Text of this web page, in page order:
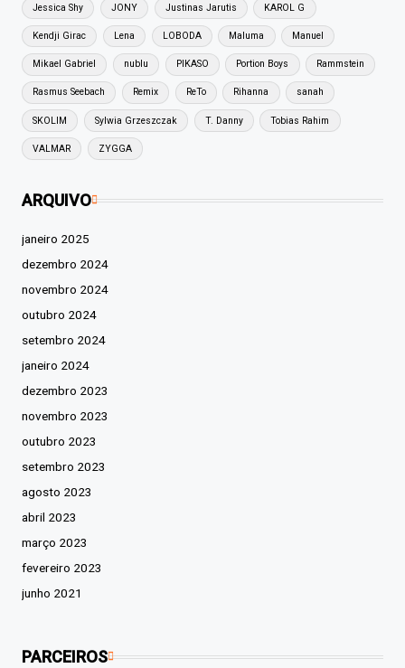
Jessica Shy JONY Justinas Jarutis KAROL G
Kendji Girac Lena LOBODA Maluma Manuel
Mikael Gabriel nublu PIKASO Portion Boys Rammstein
Rasmus Seebach Remix ReTo Rihanna sanah
SKOLIM Sylwia Grzeszczak T. Danny Tobias Rahim
VALMAR ZYGGA
ARQUIVO
janeiro 2025
dezembro 2024
novembro 2024
outubro 2024
setembro 2024
janeiro 2024
dezembro 2023
novembro 2023
outubro 2023
setembro 2023
agosto 2023
abril 2023
março 2023
fevereiro 2023
junho 2021
PARCEIROS